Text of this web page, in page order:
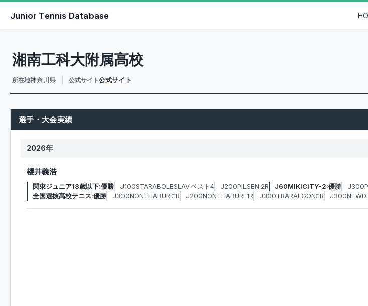
Junior Tennis Database
湘南工科大附属高校
所在地神奈川県 公式サイト公式サイト
選手・大会実績
2026年
櫻井義浩
関東ジュニア18歳以下:優勝 J100STARABOLESLAV:ベスト4 J200PILSEN:2R J60MIKICITY-2:優勝
全国選抜高校テニス:優勝
J300NONTHABURI:1R J200NONTHABURI:1R J300TRARALGON:1R